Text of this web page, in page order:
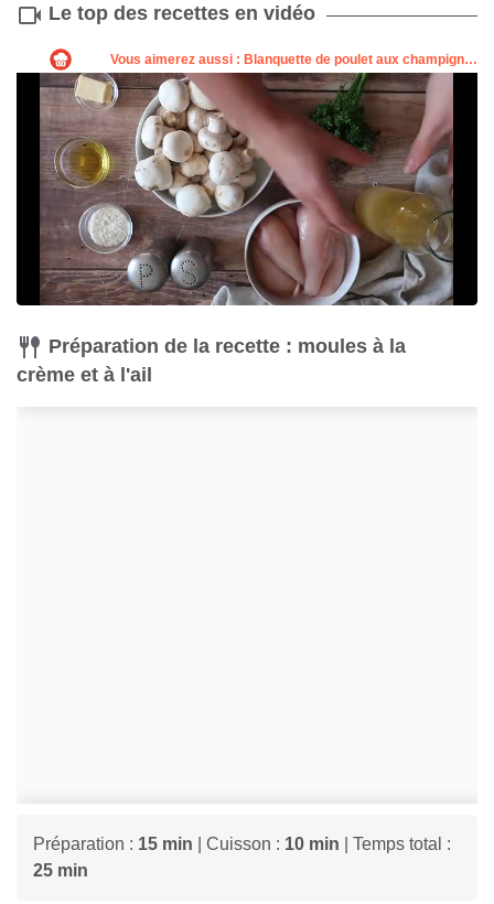
Le top des recettes en vidéo
Préparation de la recette : moules à la
crème et à l'ail
Préparation : 15 min | Cuisson : 10 min | Temps total :
25 min